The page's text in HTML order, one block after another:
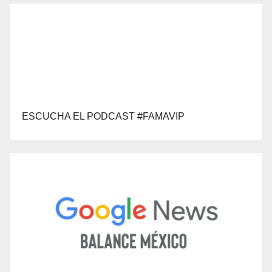
ESCUCHA EL PODCAST #FAMAVIP